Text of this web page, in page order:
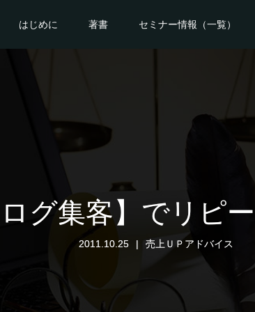
はじめに 著書 セミナー情報（一覧）
グ集客】でリピ
2011.10.25 売上ＵＰアドバイス